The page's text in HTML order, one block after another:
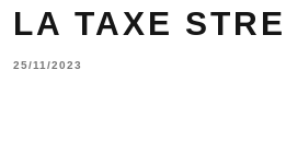
LA TAXE
25/11/2023